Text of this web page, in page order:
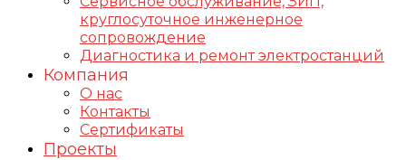
круглосуточное инженерное
сопровождение
Диагностика и ремонт электростанций
Компания
О нас
Контакты
Сертификаты
Проекты